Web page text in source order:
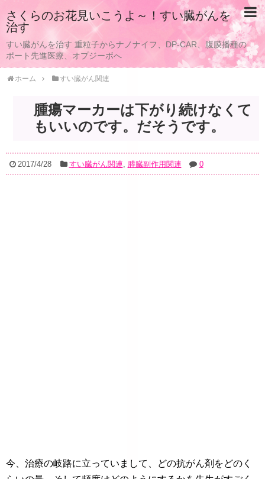
さくらのお花見いこうよ～！すい臓がんを
治す
すい臓がんを治す 重粒子からナノナイフ、DP-CAR、腹膜播種の
ポート先進医療、オプジーボへ
ホーム すい臓がん関連
腫瘍マーカーは下がり続けなくて
もいいのです。だそうです。
2017/4/28 すい臓がん関連, 膵臓副作用関連 0
今、治療の岐路に立っていまして、どの抗がん剤をどのく